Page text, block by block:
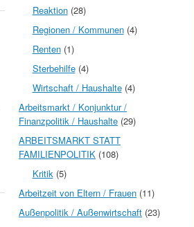
Reaktion(28)
Regionen / Kommunen(4)
Renten(1)
Sterbehilfe(4)
Wirtschaft / Haushalte(4)
Arbeitsmarkt / Konjunktur /
Finanzpolitik / Haushalte (29)
ARBEITSMARKT STATT
FAMILIENPOLITIK (108)
Kritik(5)
Arbeitzeit von Eltern / Frauen (11)
Außenpolitik / Außenwirtschaft (23)